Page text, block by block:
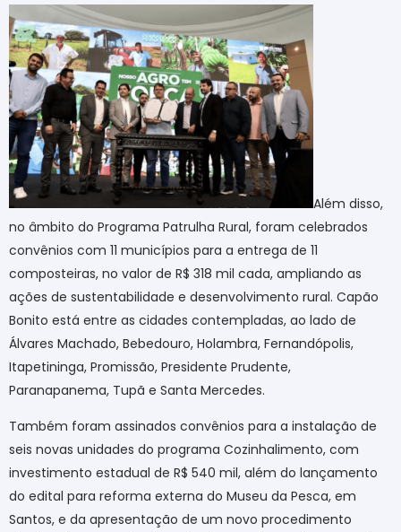
Além disso,
no âmbito do Programa Patrulha Rural, foram celebrados
convênios com 11 municípios para a entrega de 11
composteiras, no valor de R$ 318 mil cada, ampliando as
ações de sustentabilidade e desenvolvimento rural. Capão
Bonito está entre as cidades contempladas, ao lado de
Álvares Machado, Bebedouro, Holambra, Fernandópolis,
Itapetininga, Promissão, Presidente Prudente,
Paranapanema, Tupã e Santa Mercedes.
Também foram assinados convênios para a instalação de
seis novas unidades do programa Cozinhalimento, com
investimento estadual de R$ 540 mil, além do lançamento
do edital para reforma externa do Museu da Pesca, em
Santos, e da apresentação de um novo procedimento